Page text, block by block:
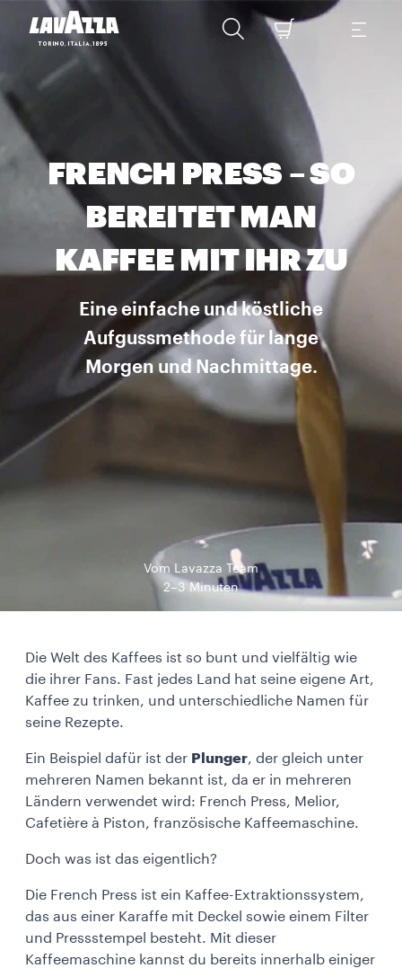
FRENCH PRESS – SO
BEREITET MAN
KAFFEE MIT IHR ZU
Eine einfache und köstliche
Aufgussmethode für lange
Morgen und Nachmittage.
Vom Lavazza Team
2–3 Minuten
Die Welt des Kaffees ist so bunt und vielfältig wie
die ihrer Fans. Fast jedes Land hat seine eigene Art,
Kaffee zu trinken, und unterschiedliche Namen für
seine Rezepte.
Ein Beispiel dafür ist der Plunger, der gleich unter
mehreren Namen bekannt ist, da er in mehreren
Ländern verwendet wird: French Press, Melior,
Cafetière à Piston, französische Kaffeemaschine.
Doch was ist das eigentlich?
Die French Press ist ein Kaffee-Extraktionssystem,
das aus einer Karaffe mit Deckel sowie einem Filter
und Pressstempel besteht. Mit dieser
Kaffeemaschine kannst du bereits innerhalb einiger